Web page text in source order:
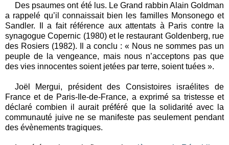
Des psaumes ont été lus. Le Grand rabbin Alain Goldman
a rappelé qu’il connaissait bien les familles Monsonego et
Sandler. Il a fait référence aux attentats à Paris contre la
synagogue Copernic (1980) et le restaurant Goldenberg, rue
des Rosiers (1982). Il a conclu : « Nous ne sommes pas un
peuple de la vengeance, mais nous n’acceptons pas que
des vies innocentes soient jetées par terre, soient tuées ».
Joël Mergui, président des Consistoires israélites de
France et de Paris-Ile-de-France, a exprimé sa tristesse et
déclaré combien il aurait préféré que la solidarité avec la
communauté juive ne se manifeste pas seulement pendant
des évènements tragiques.